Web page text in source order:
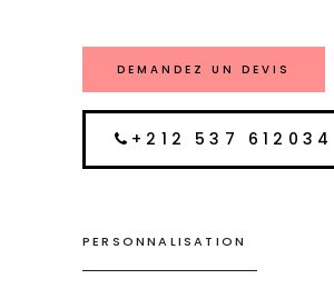
DEMANDEZ UN DEVIS
+212 537 612034
PERSONNALISATION